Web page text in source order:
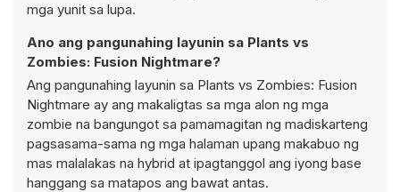
mga yunit sa lupa.
Ano ang pangunahing layunin sa Plants vs
Zombies: Fusion Nightmare?
Ang pangunahing layunin sa Plants vs Zombies: Fusion
Nightmare ay ang makaligtas sa mga alon ng mga
zombie na bangungot sa pamamagitan ng madiskarteng
pagsasama-sama ng mga halaman upang makabuo ng
mas malalakas na hybrid at ipagtanggol ang iyong base
hanggang sa matapos ang bawat antas.